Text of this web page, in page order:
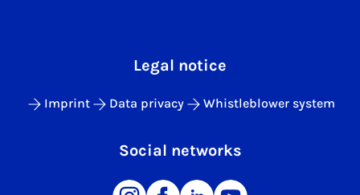
Legal notice
Imprint Data privacy Whistleblower system
Social networks